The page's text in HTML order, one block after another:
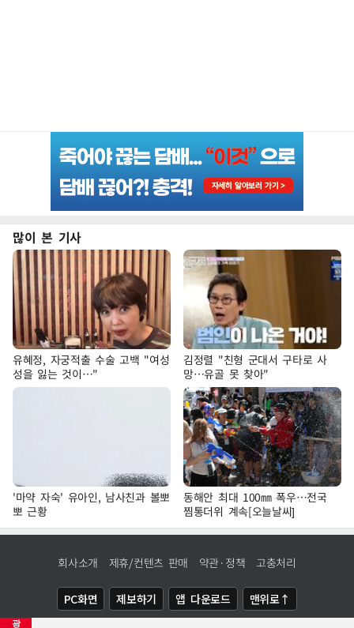
광
많이 본 기사
유혜정, 자궁적출 수술 고백 "여성
성을 잃는 것이…"
김정렬 "친형 군대서 구타로 사
망…유골 못 찾아"
'마약 자숙' 유아인, 남사친과 볼뽀
뽀 근황
동해안 최대 100㎜ 폭우…전국
찜통더위 계속[오늘날씨]
회사소개 제휴/컨텐츠 판매 약관·정책 고충처리
PC화면 제보하기 앱 다운로드 맨위로↑